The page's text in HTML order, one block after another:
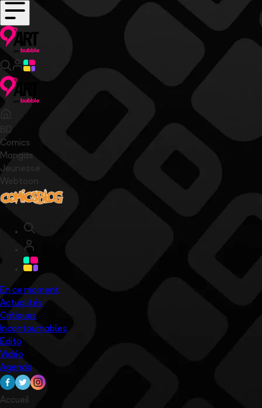
BD
Comics
Mangas
Jeunesse
Webtoon
En ce moment
Actualités
Critiques
Incontournables
Edito
Vidéo
Agenda
Accueil